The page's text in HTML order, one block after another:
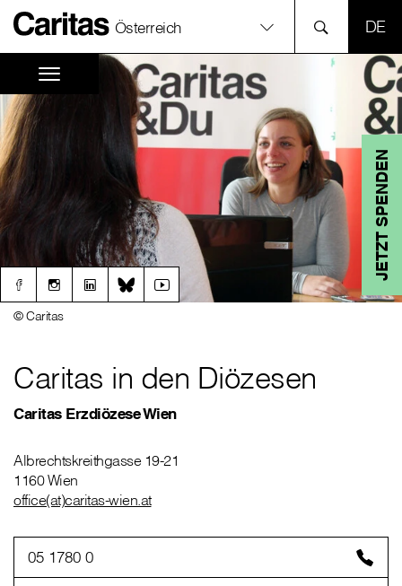
Österreich
JETZT SPENDEN
Caritas in den Diözesen
© Caritas
Caritas Erzdiözese Wien
Albrechtskreithgasse 19-21
1160 Wien
office(at)caritas-wien.at
05 1780 0